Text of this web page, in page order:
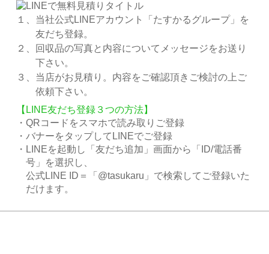
１、当社公式LINEアカウント「たすかるグループ」を
友だち登録。
２、回収品の写真と内容についてメッセージをお送り
下さい。
３、当店がお見積り。内容をご確認頂きご検討の上ご
依頼下さい。
【LINE友だち登録３つの方法】
・QRコードをスマホで読み取りご登録
・バナーをタップしてLINEでご登録
・LINEを起動し「友だち追加」画面から「ID/電話番
号」を選択し、
公式LINE ID＝「@tasukaru」で検索してご登録いた
だけます。